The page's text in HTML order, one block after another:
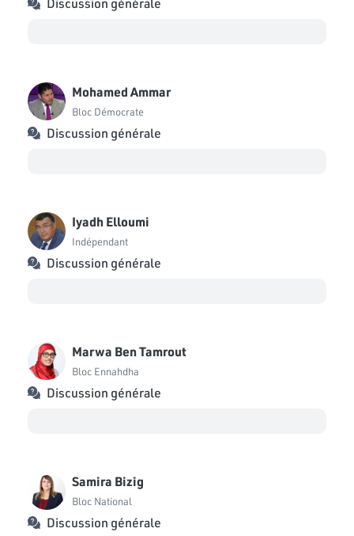
Mohamed Ammar
Bloc Démocrate
Discussion générale
Iyadh Elloumi
Indépendant
Discussion générale
Marwa Ben Tamrout
Bloc Ennahdha
Discussion générale
Samira Bizig
Bloc National
Discussion générale
Bloc Ennahdha
Bloc Démocrate
Abdesslam Ben Amara
Bloc Démocrate